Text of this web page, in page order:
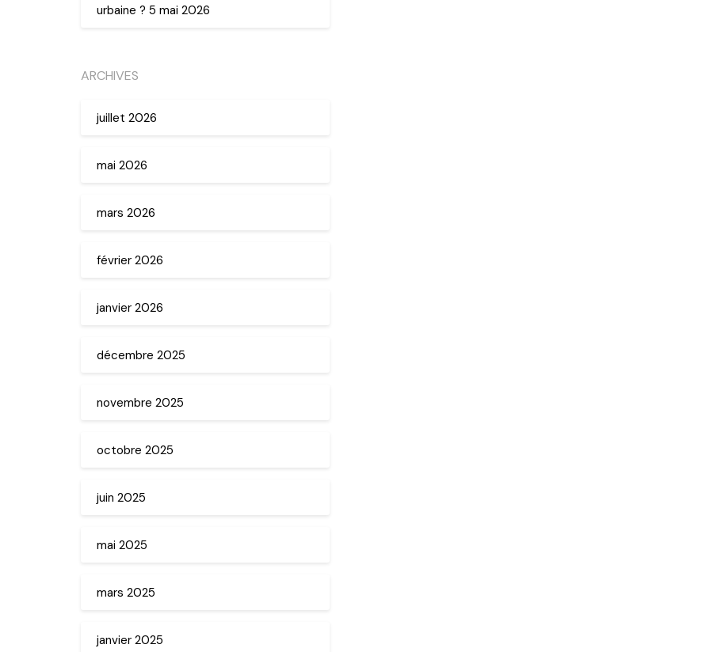
urbaine ? 5 mai 2026
ARCHIVES
juillet 2026
mai 2026
mars 2026
février 2026
janvier 2026
décembre 2025
novembre 2025
octobre 2025
juin 2025
mai 2025
mars 2025
janvier 2025